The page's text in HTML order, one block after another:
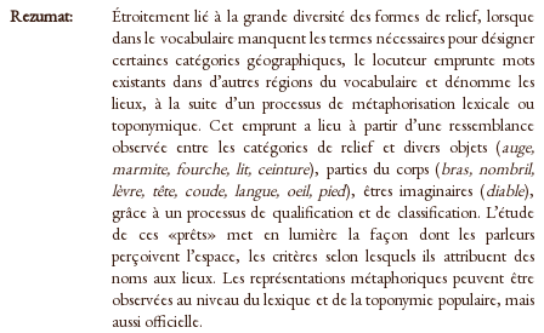
Rezumat:
Étroitement lié à la grande diversité des formes de relief, lorsque
dans le vocabulaire manquent les termes nécessaires pour désigner
certaines catégories géographiques, le locuteur emprunte mots
existants dans d’autres régions du vocabulaire et dénomme les
lieux, à la suite d’un processus de métaphorisation lexicale ou
toponymique. Cet emprunt a lieu à partir d’une ressemblance
observée entre les catégories de relief et divers objets (auge,
marmite, fourche, lit, ceinture), parties du corps (bras, nombril,
lèvre, tête, coude, langue, oeil, pied), êtres imaginaires (diable),
grâce à un processus de qualification et de classification. L’étude
de ces «prêts» met en lumière la façon dont les parleurs
perçoivent l’espace, les critères selon lesquels ils attribuent des
noms aux lieux. Les représentations métaphoriques peuvent être
observées au niveau du lexique et de la toponymie populaire, mais
aussi officielle.